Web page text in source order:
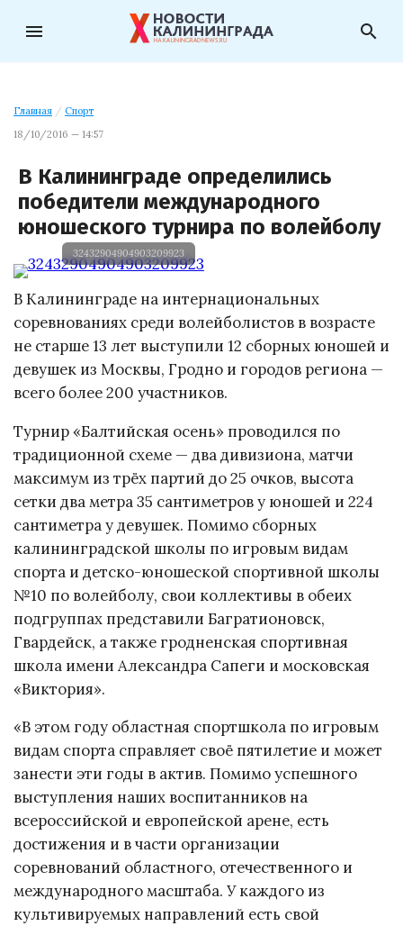
menu search
Главная / Спорт
18/10/2016 — 14:57
В Калининграде определились
победители международного
юношеского турнира по волейболу
32432904904903209923
В Калининграде на интернациональных
соревнованиях среди волейболистов в возрасте
не старше 13 лет выступили 12 сборных юношей и
девушек из Москвы, Гродно и городов региона —
всего более 200 участников.
Турнир «Балтийская осень» проводился по
традиционной схеме — два дивизиона, матчи
максимум из трёх партий до 25 очков, высота
сетки два метра 35 сантиметров у юношей и 224
сантиметра у девушек. Помимо сборных
калининградской школы по игровым видам
спорта и детско-юношеской спортивной школы
№10 по волейболу, свои коллективы в обеих
подгруппах представили Багратионовск,
Гвардейск, а также гродненская спортивная
школа имени Александра Сапеги и московская
«Виктория».
«В этом году областная спортшкола по игровым
видам спорта справляет своё пятилетие и может
занести эти годы в актив. Помимо успешного
выступления наших воспитанников на
всероссийской и европейской арене, есть
достижения и в части организации
соревнований областного, отечественного и
международного масштаба. У каждого из
культивируемых направлений есть свой